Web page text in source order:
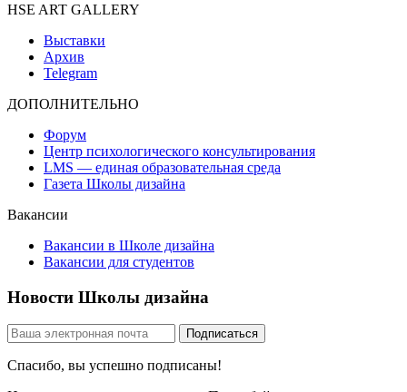
HSE ART GALLERY
Выставки
Архив
Telegram
ДОПОЛНИТЕЛЬНО
Форум
Центр психологического консультирования
LMS — единая образовательная среда
Газета Школы дизайна
Вакансии
Вакансии в Школе дизайна
Вакансии для студентов
Новости Школы дизайна
Спасибо, вы успешно подписаны!